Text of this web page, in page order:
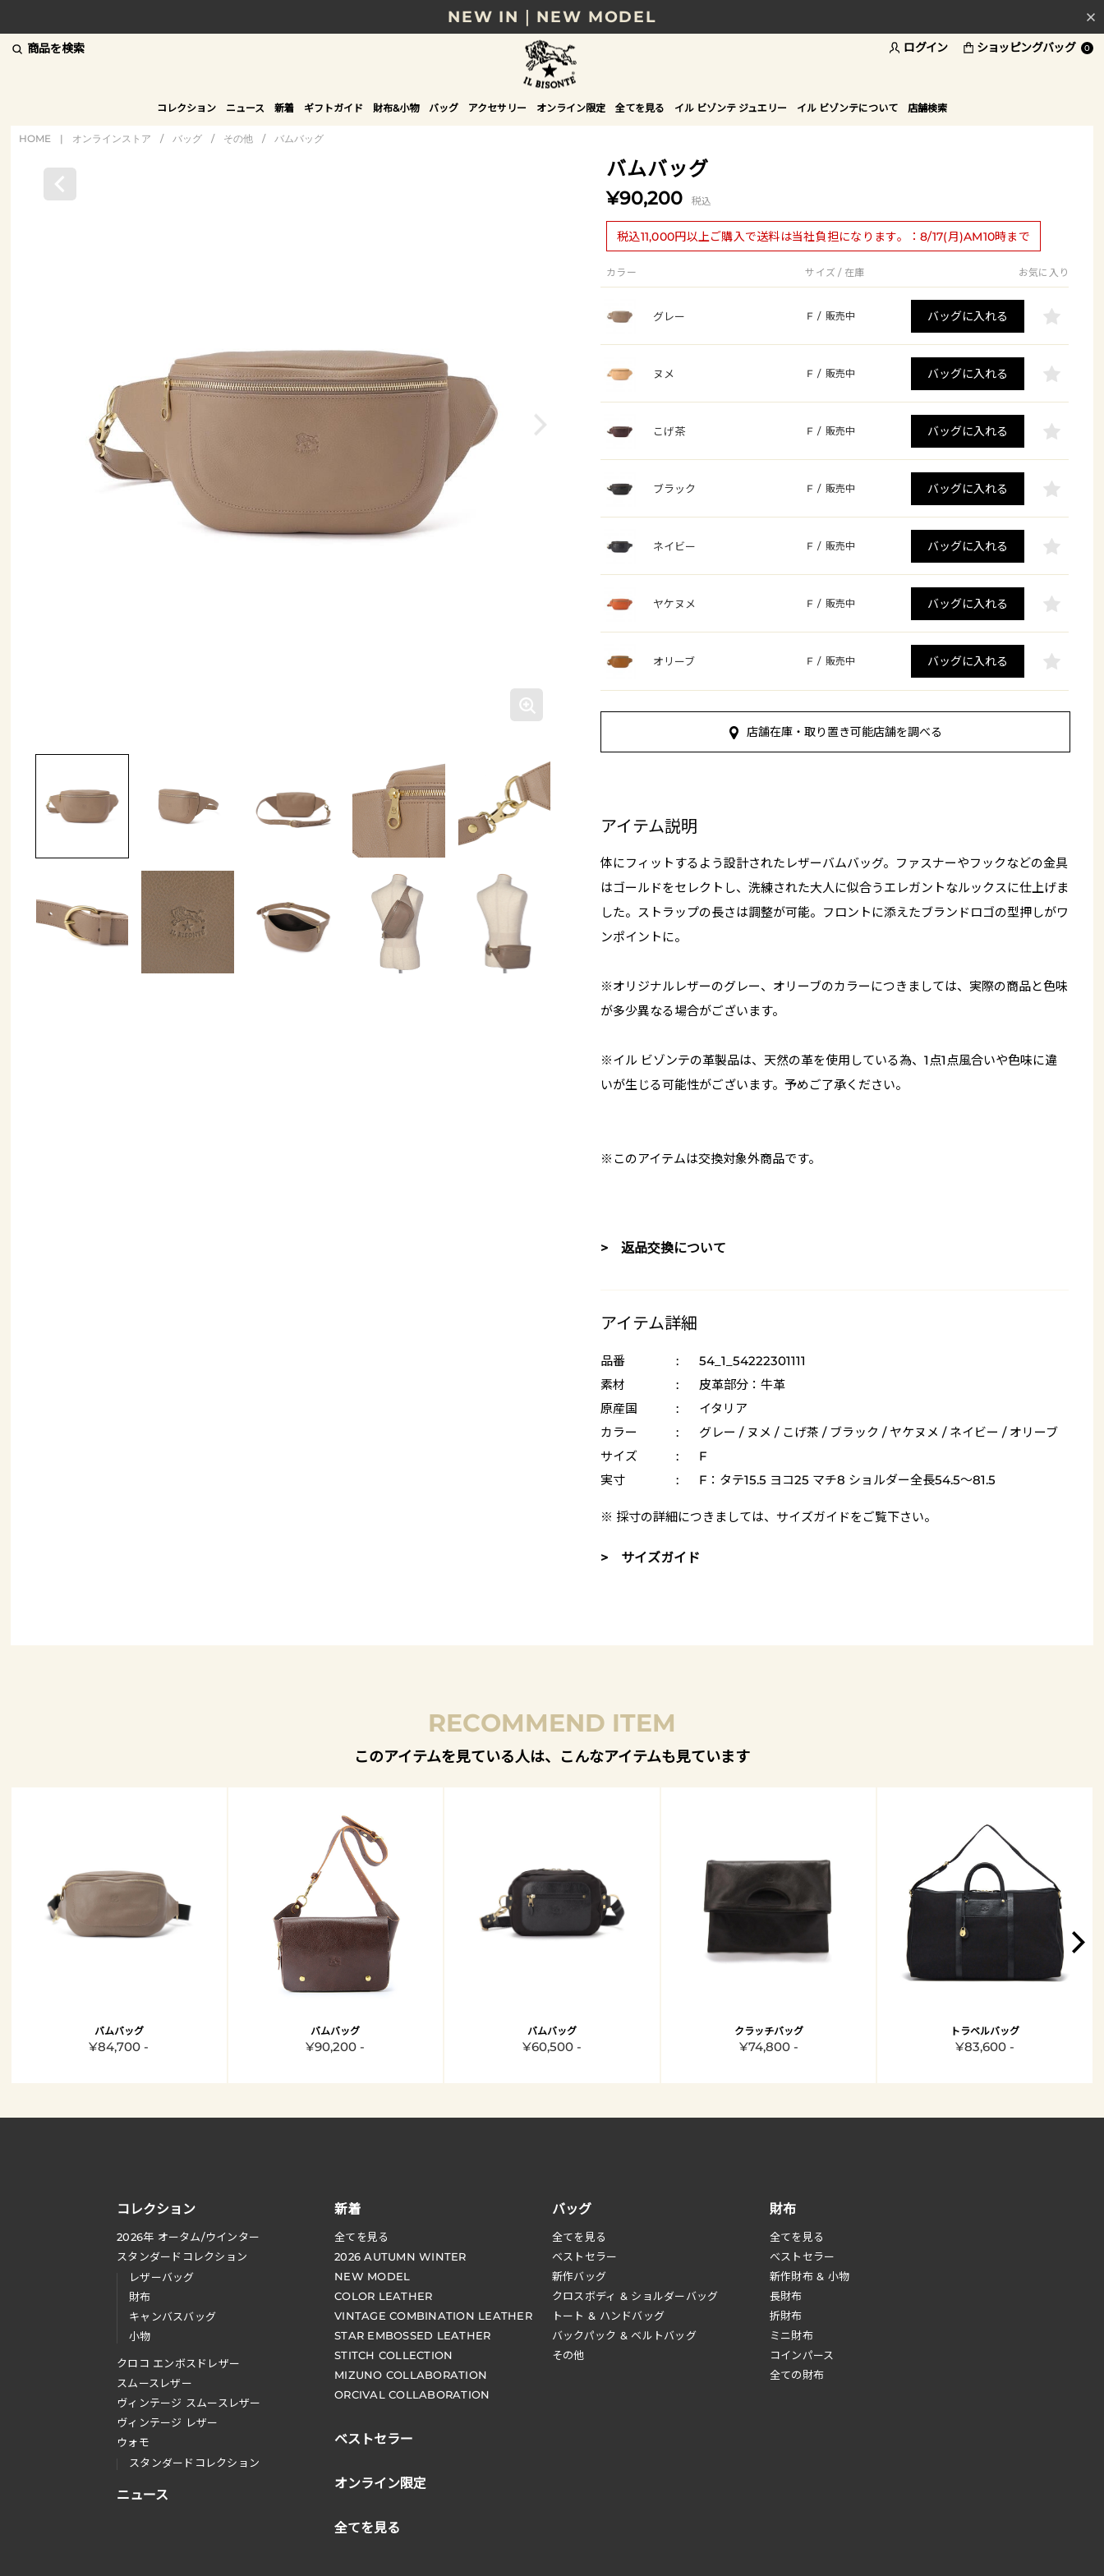
NEW IN｜NEW MODEL
8/17(月)10時まで｜税込11,000円以上で送料無料
贈る相手やシーンから選べる、新しいギフトガイド
NEW IN｜COLOR LEATHER
商品を検索 ログイン ショッピングバッグ 0
コレクション ニュース 新着 ギフトガイド 財布&小物 バッグ アクセサリー オンライン限定 全てを見る イル ビゾンテ ジュエリー イル ビゾンテについて 店舗検索
HOME | オンラインストア / バッグ / その他 / バムバッグ
バムバッグ
¥90,200 税込
税込11,000円以上ご購入で送料は当社負担になります。：8/17(月)AM10時まで
カラー サイズ / 在庫 お気に入り
グレー F / 販売中 バッグに入れる
ヌメ F / 販売中 バッグに入れる
こげ茶 F / 販売中 バッグに入れる
ブラック F / 販売中 バッグに入れる
ネイビー F / 販売中 バッグに入れる
ヤケヌメ F / 販売中 バッグに入れる
オリーブ F / 販売中 バッグに入れる
店舗在庫・取り置き可能店舗を調べる
アイテム説明
体にフィットするよう設計されたレザーバムバッグ。ファスナーやフックなどの金具
はゴールドをセレクトし、洗練された大人に似合うエレガントなルックスに仕上げま
した。ストラップの長さは調整が可能。フロントに添えたブランドロゴの型押しがワ
ンポイントに。
※オリジナルレザーのグレー、オリーブのカラーにつきましては、実際の商品と色味
が多少異なる場合がございます。
※イル ビゾンテの革製品は、天然の革を使用している為、1点1点風合いや色味に違
いが生じる可能性がございます。予めご了承ください。
※このアイテムは交換対象外商品です。
> 返品交換について
アイテム詳細
品番 :
54_1_54222301111
素材
:
皮革部分：牛革
原産国
:
イタリア
カラー
:
グレー / ヌメ / こげ茶 / ブラック / ヤケヌメ / ネイビー / オリーブ
サイズ
:
F
実寸
: F：タテ15.5 ヨコ25 マチ8 ショルダー全長54.5～81.5
※ 採寸の詳細につきましては、 サイズガイドをご覧下さい。
> サイズガイド
RECOMMEND ITEM
このアイテムを見ている人は、こんなアイテムも見ています
バムバッグ
¥84,700 -
バムバッグ
¥90,200 -
バムバッグ
¥60,500 -
クラッチバッグ
¥74,800 -
トラベルバッグ
¥83,600 -
コレクション
2026年 オータム/ウインター
スタンダードコレクション
レザーバッグ
財布
キャンバスバッグ
小物
クロコ エンボスドレザー
スムースレザー
ヴィンテージ スムースレザー
ヴィンテージ レザー
ウォモ
スタンダードコレクション
ニュース
新着
全てを見る
2026 AUTUMN WINTER
NEW MODEL
COLOR LEATHER
VINTAGE COMBINATION LEATHER
STAR EMBOSSED LEATHER
STITCH COLLECTION
MIZUNO COLLABORATION
ORCIVAL COLLABORATION
ベストセラー
オンライン限定
全てを見る
財布
全てを見る
べストセラー
新作財布 & 小物
長財布
折財布
ミニ財布
コインパース
全ての財布
バッグ
全てを見る
ベストセラー
新作バッグ
クロスボディ & ショルダーバッグ
トート & ハンドバッグ
バックパック & ベルトバッグ
その他